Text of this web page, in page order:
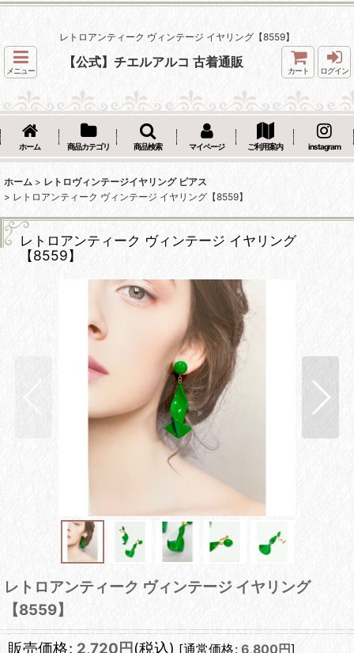
レトロアンティーク ヴィンテージ イヤリング【8559】
メニュー
【公式】チエルアルコ 古着通販
カート ログイン
ホーム 商品カテゴリ 商品検索 マイページ ご利用案内 instagram
ホーム > レトロヴィンテージイヤリング ピアス
> レトロアンティーク ヴィンテージ イヤリング【8559】
レトロアンティーク ヴィンテージ イヤリング
【8559】
レトロアンティーク ヴィンテージ イヤリング
【8559】
販売価格: 2,720 円 (税込) [通常価格: 6,800 円]